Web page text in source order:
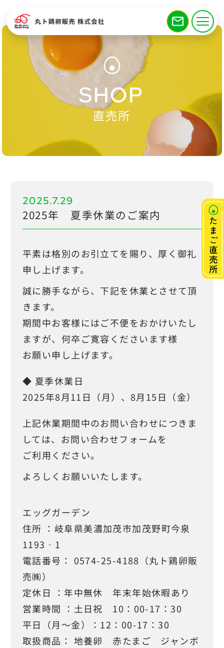
SHOP
直売所
2025.7.29
2025年 夏季休業のご案内
平素は格別のお引立てを賜り、厚く御礼
申し上げます。
誠に勝手ながら、下記を休業とさせて頂
きます。
期間中お客様にはご不便をおかけいたし
ますが、何卒ご寛容くださいます様
お願い申し上げます。
◆ 夏季休業日
2025年8月11日（月）、8月15日（金）
上記休業期間中のお問い合わせにつきま
しては、お問い合わせフォームを
ご利用ください。
よろしくお願いいたします。
エッグガーデン
住所 ：岐阜県美濃加茂市加茂野町今泉
1193‐1
電話番号： 0574-25-4188（丸ト鶏卵販
売㈱）
定休日 ：年中無休 年末年始休暇あり
営業時間 ：土日祝 10：00-17：30
平日（月～金）：12：00-17：30
取扱商品： 地養卵 赤たまご ジャンボ
・丸ト鶏卵販売について ABOUT
・商品紹介
・生産体制・安心安全
・直売所一覧 SHOP
・たまごQ＆A
・求人情報 RECRUIT